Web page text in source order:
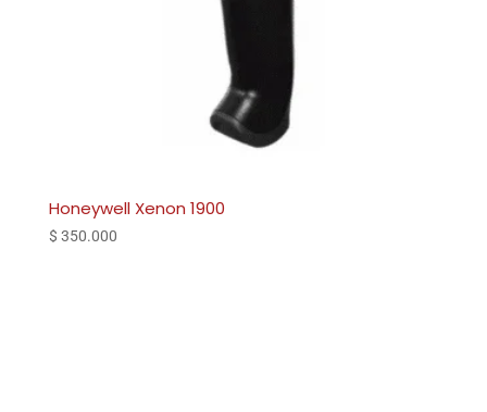
Honeywell Xenon 1900
$ 350.000